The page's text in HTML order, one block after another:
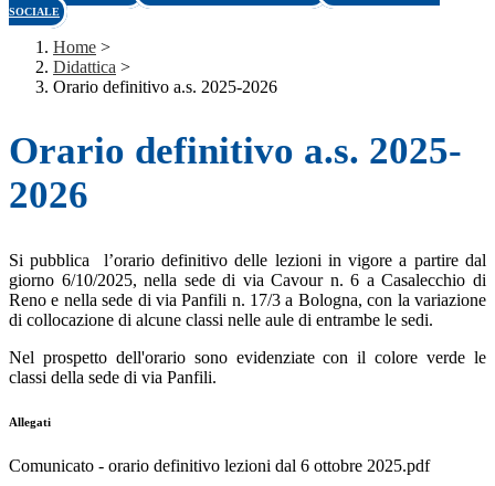
SOCIALE
Home >
Didattica >
Orario definitivo a.s. 2025-2026
Orario definitivo a.s. 2025-
2026
Si pubblica l’orario definitivo delle lezioni in vigore a partire dal
giorno 6/10/2025, nella sede di via Cavour n. 6 a Casalecchio di
Reno e nella sede di via Panfili n. 17/3 a Bologna, con la variazione
di collocazione di alcune classi nelle aule di entrambe le sedi.
Nel prospetto dell'orario sono evidenziate con il colore verde le
classi della sede di via Panfili.
Allegati
Comunicato - orario definitivo lezioni dal 6 ottobre 2025.pdf